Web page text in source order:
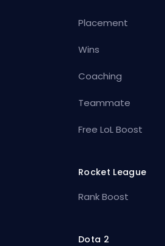
Placement
Wins
Coaching
Teammate
Free LoL Boost
Rocket League
Rank Boost
Dota 2